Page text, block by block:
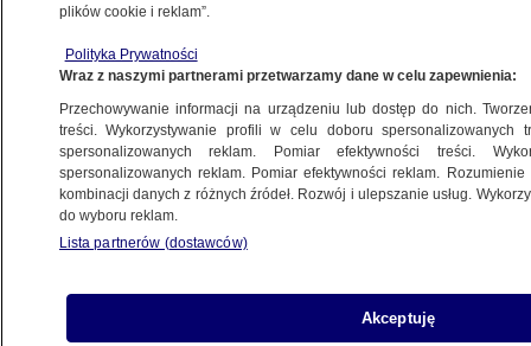
niezależni, ale reformy są niezbędne"
20.12.2017, 11:08
Udostępnij
plików cookie i reklam”.
Polityka Prywatności
Wraz z naszymi partnerami przetwarzamy dane w celu zapewnienia:
Przechowywanie informacji na urządzeniu lub dostęp do nich.
treści. Wykorzystywanie profili w celu doboru spersonalizowanych
spersonalizowanych reklam. Pomiar efektywności treści.
spersonalizowanych reklam. Pomiar efektywności reklam.
kombinacji danych z różnych źródeł. Rozwój i ulepszanie usług.
do wyboru reklam.
Lista partnerów (dostawców)
Akceptuję